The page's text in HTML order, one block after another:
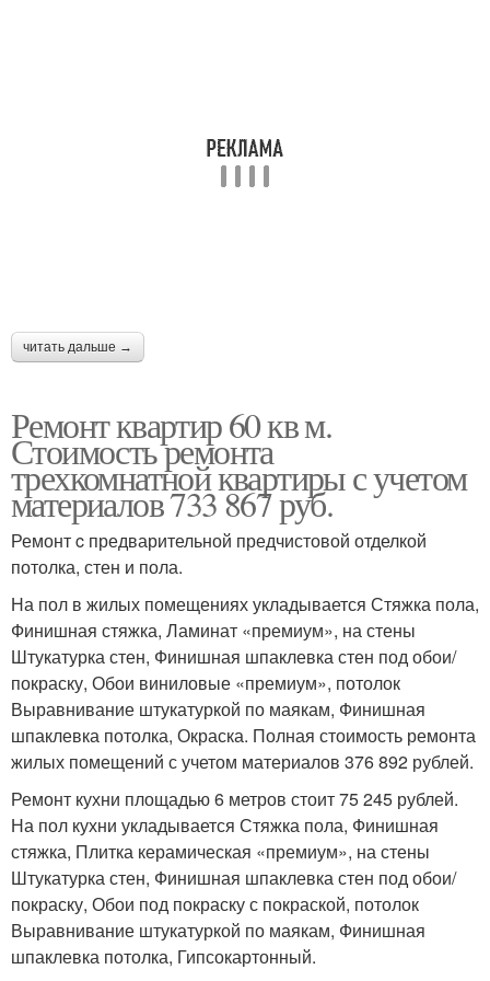
читать дальше →
Ремонт квартир 60 кв м.
Стоимость ремонта
трехкомнатной квартиры с учетом
материалов 733 867 руб.
Ремонт c предварительной предчистовой отделкой
потолка, стен и пола.
На пол в жилых помещениях укладывается Стяжка пола,
Финишная стяжка, Ламинат «премиум», на стены
Штукатурка стен, Финишная шпаклевка стен под обои/
покраску, Обои виниловые «премиум», потолок
Выравнивание штукатуркой по маякам, Финишная
шпаклевка потолка, Окраска. Полная стоимость ремонта
жилых помещений с учетом материалов 376 892 рублей.
Ремонт кухни площадью 6 метров стоит 75 245 рублей.
На пол кухни укладывается Стяжка пола, Финишная
стяжка, Плитка керамическая «премиум», на стены
Штукатурка стен, Финишная шпаклевка стен под обои/
покраску, Обои под покраску с покраской, потолок
Выравнивание штукатуркой по маякам, Финишная
шпаклевка потолка, Гипсокартонный.